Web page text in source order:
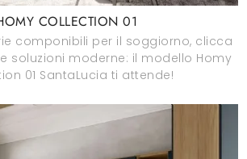
COLLECTION 01
componibili per il soggiorno, clicca
soluzioni moderne: il modello Homy
01 SantaLucia ti attende!